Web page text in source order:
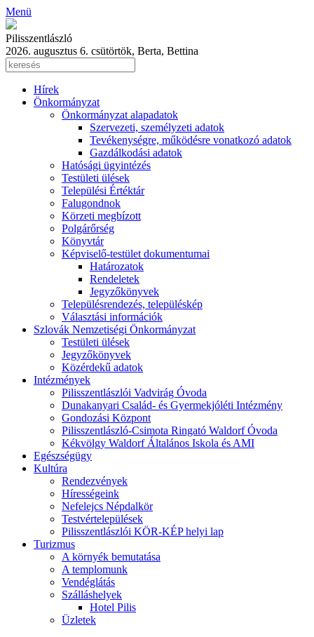
Menü
Pilisszentlászló
2026. augusztus 6. csütörtök, Berta, Bettina
Hírek
Önkormányzat
Önkormányzat alapadatok
Szervezeti, személyzeti adatok
Tevékenységre, működésre vonatkozó adatok
Gazdálkodási adatok
Hatósági ügyintézés
Testületi ülések
Települési Értéktár
Falugondnok
Körzeti megbízott
Polgárőrség
Könyvtár
Képviselő-testület dokumentumai
Határozatok
Rendeletek
Jegyzőkönyvek
Településrendezés, településkép
Választási információk
Szlovák Nemzetiségi Önkormányzat
Testületi ülések
Jegyzőkönyvek
Közérdekű adatok
Intézmények
Pilisszentlászlói Vadvirág Óvoda
Dunakanyari Család- és Gyermekjóléti Intézmény
Gondozási Központ
Pilisszentlászló-Csimota Ringató Waldorf Óvoda
Kékvölgy Waldorf Általános Iskola és AMI
Egészségügy
Kultúra
Rendezvények
Hírességeink
Nefelejcs Népdalkör
Testvértelepülések
Pilisszentlászlói KÖR-KÉP helyi lap
Turizmus
A környék bemutatása
A templomunk
Vendéglátás
Szálláshelyek
Hotel Pilis
Üzletek